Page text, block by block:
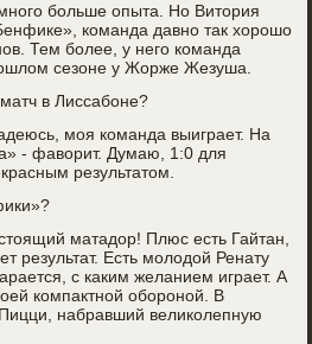
больше опыта. Но Витория
команда давно так хорошо
Тем более, у него команда
сезоне у Жорже Жезуша.
в Лиссабоне?
моя команда выиграет. На
- фаворит. Думаю, 1:0 для
результатом.
матадор! Плюс есть Гайтан,
результат. Есть молодой Ренату
с каким желанием играет. А
компактной обороной. В
набравший великолепную